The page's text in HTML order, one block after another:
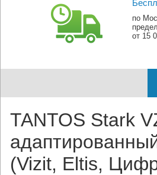
по
от 15
TANTOS Stark
(Vizit, Eltis,